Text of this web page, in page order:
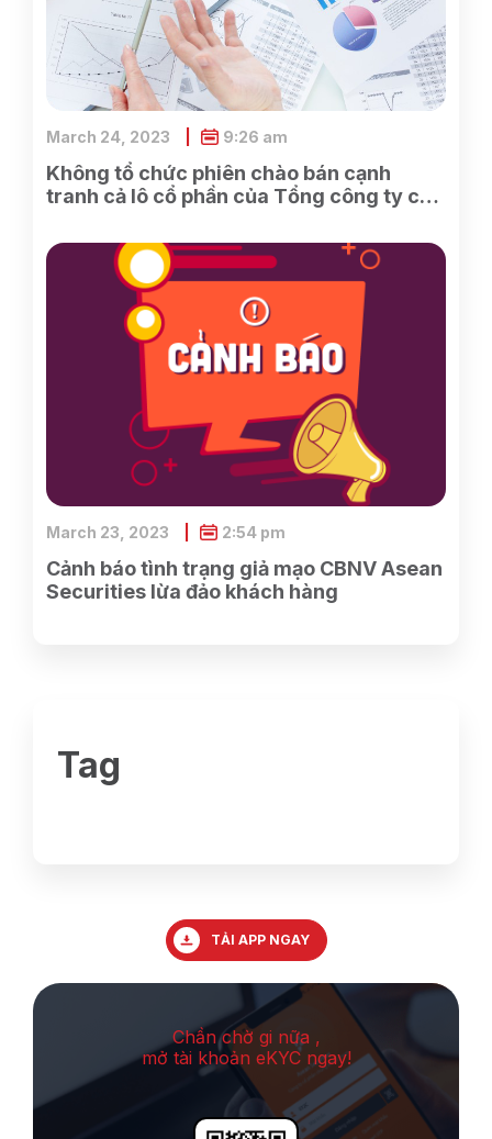
Không tổ chức phiên chào bán cạnh
tranh cả lô cổ phần của Tổng công ty cổ
SCIC sở hữu
March 24, 2023 9:26 am
Cảnh báo tình trạng giả mạo CBNV Asean
Securities lừa đảo khách hàng
March 23, 2023 2:54 pm
Tag
TẢI APP NGAY
Chần chờ gi nữa ,
mở tài khoản eKYC ngay!